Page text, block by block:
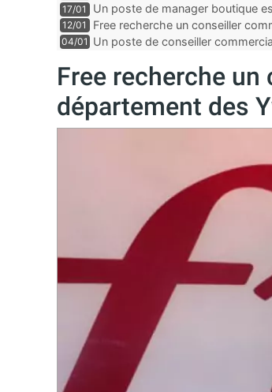
17/01
Un poste de manager boutique
Seine-Saint-Denis
12/01
Free recherche un conseiller
et-Marne
04/01 Un poste de conseiller
Free recherche
département des